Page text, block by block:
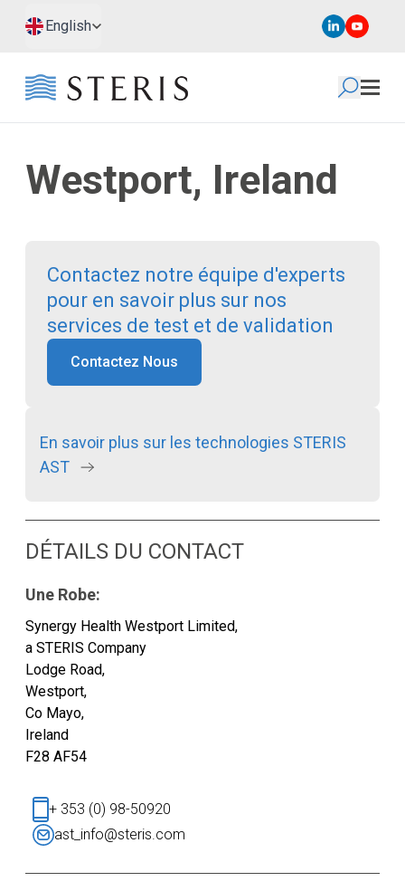
Passer au contenu principal
Passer au pied de page
English
Westport, Ireland
DÉTAILS DU CONTACT
Une Robe:
Synergy Health Westport Limited,
a STERIS Company
Lodge Road,
Westport,
Co Mayo,
Ireland
F28 AF54
+ 353 (0) 98-50920
ast_info@steris.com
Contactez notre équipe d'experts
pour en savoir plus sur nos
services de test et de validation
Contactez Nous
En savoir plus sur les technologies STERIS
AST